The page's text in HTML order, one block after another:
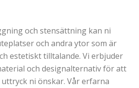
och stensättning kan ni
och andra ytor som är
estetiskt tilltalande. Vi erbjuder
och designalternativ för att
ni önskar. Vår erfarna